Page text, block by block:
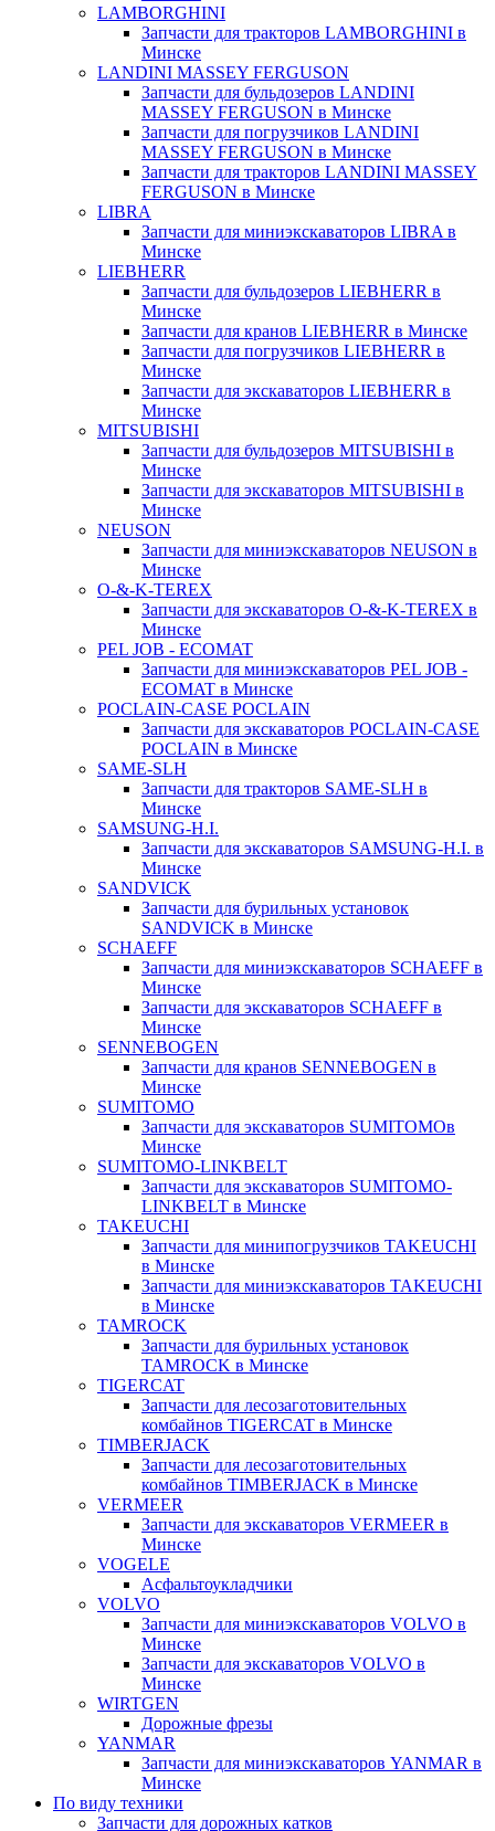
LAMBORGHINI
Запчасти для тракторов LAMBORGHINI в
Минске
LANDINI MASSEY FERGUSON
Запчасти для бульдозеров LANDINI
MASSEY FERGUSON в Минске
Запчасти для погрузчиков LANDINI
MASSEY FERGUSON в Минске
Запчасти для тракторов LANDINI MASSEY
FERGUSON в Минске
LIBRA
Запчасти для миниэкскаваторов LIBRA в
Минске
LIEBHERR
Запчасти для бульдозеров LIEBHERR в
Минске
Запчасти для кранов LIEBHERR в Минске
Запчасти для погрузчиков LIEBHERR в
Минске
Запчасти для экскаваторов LIEBHERR в
Минске
MITSUBISHI
Запчасти для бульдозеров MITSUBISHI в
Минске
Запчасти для экскаваторов MITSUBISHI в
Минске
NEUSON
Запчасти для миниэкскаваторов NEUSON в
Минске
O-&-K-TEREX
Запчасти для экскаваторов O-&-K-TEREX в
Минске
PEL JOB - ECOMAT
Запчасти для миниэкскаваторов PEL JOB -
ECOMAT в Минске
POCLAIN-CASE POCLAIN
Запчасти для экскаваторов POCLAIN-CASE
POCLAIN в Минске
SAME-SLH
Запчасти для тракторов SAME-SLH в
Минске
SAMSUNG-H.I.
Запчасти для экскаваторов SAMSUNG-H.I. в
Минске
SANDVICK
Запчасти для бурильных установок
SANDVICK в Минске
SCHAEFF
Запчасти для миниэкскаваторов SCHAEFF в
Минске
Запчасти для экскаваторов SCHAEFF в
Минске
SENNEBOGEN
Запчасти для кранов SENNEBOGEN в
Минске
SUMITOMO
Запчасти для экскаваторов SUMITOMOв
Минске
SUMITOMO-LINKBELT
Запчасти для экскаваторов SUMITOMO-
LINKBELT в Минске
TAKEUCHI
Запчасти для минипогрузчиков TAKEUCHI
в Минске
Запчасти для миниэкскаваторов TAKEUCHI
в Минске
TAMROCK
Запчасти для бурильных установок
TAMROCK в Минске
TIGERCAT
Запчасти для лесозаготовительных
комбайнов TIGERCAT в Минске
TIMBERJACK
Запчасти для лесозаготовительных
комбайнов TIMBERJACK в Минске
VERMEER
Запчасти для экскаваторов VERMEER в
Минске
VOGELE
Асфальтоукладчики
VOLVO
Запчасти для миниэкскаваторов VOLVO в
Минске
Запчасти для экскаваторов VOLVO в
Минске
WIRTGEN
Дорожные фрезы
YANMAR
Запчасти для миниэкскаваторов YANMAR в
Минске
По виду техники
Запчасти для дорожных катков